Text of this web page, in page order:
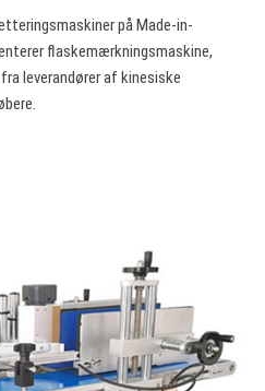
på Made-in-
flaskemærkningsmaskine,
leverandører af kinesiske